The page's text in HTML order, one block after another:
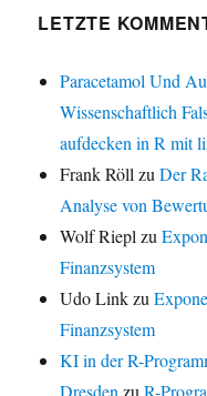
LETZTE
Paracetamol Und
Wissenschaftlich
aufdecken in R mit
Frank Röll zuDer
Analyse von
Wolf Riepl zu
Finanzsystem
Udo Linkzu
Finanzsystem
KI in der R-
Dresden zuR-